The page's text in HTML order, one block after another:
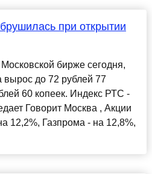
при открытии
бирже сегодня,
вырос до 72 рублей 77
60 копеек. Индекс РТС -
Говорит Москва , Акции
12,2%, Газпрома - на 12,8%,